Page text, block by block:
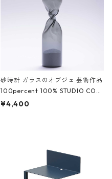
砂時計 ガラスのオブジェ 芸術作品
100percent 100% STUDIO COH
AKU Timeless 100パーセント ス
¥4,400